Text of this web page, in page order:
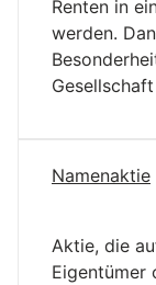
Renten in
werden.
Namenaktie
Aktie, die
Eigentümer